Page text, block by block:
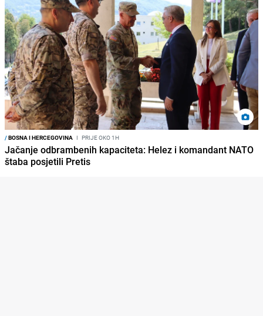
/BOSNA I HERCEGOVINA I PRIJE OKO 1H
Jačanje odbrambenih kapaciteta: Helez i komandant NATO
štaba posjetili Pretis